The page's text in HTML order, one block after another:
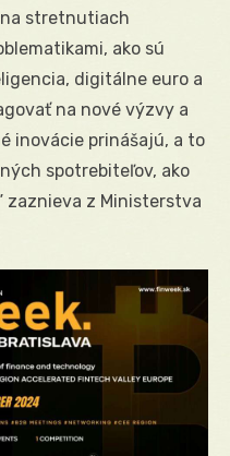
stretnutiach
ako sú
digitálne euro a
na nové výzvy a
inovácie prinášajú, a to
spotrebiteľov, ako
zaznieva z Ministerstva